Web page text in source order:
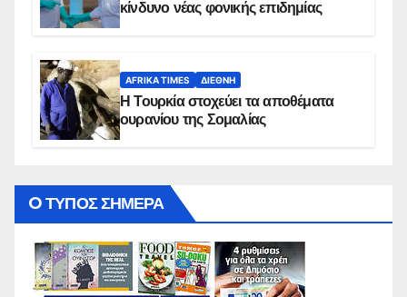
κίνδυνο νέας φονικής επιδημίας
AFRIKA TIMES ΔΙΕΘΝΉ
Η Τουρκία στοχεύει τα αποθέματα
ουρανίου της Σομαλίας
O ΤΥΠΟΣ ΣΗΜΕΡΑ